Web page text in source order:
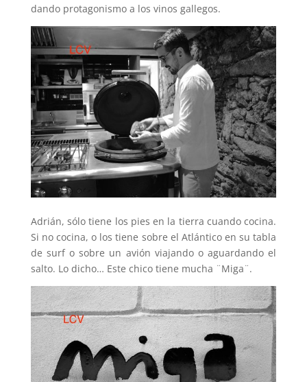
dando protagonismo a los vinos gallegos.
Adrián, sólo tiene los pies en la tierra cuando cocina.
Si no cocina, o los tiene sobre el Atlántico en su tabla
de surf o sobre un avión viajando o aguardando el
salto. Lo dicho… Este chico tiene mucha ¨Miga¨.